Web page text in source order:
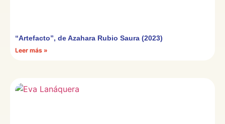
“Artefacto”, de Azahara Rubio Saura (2023)
Leer más »